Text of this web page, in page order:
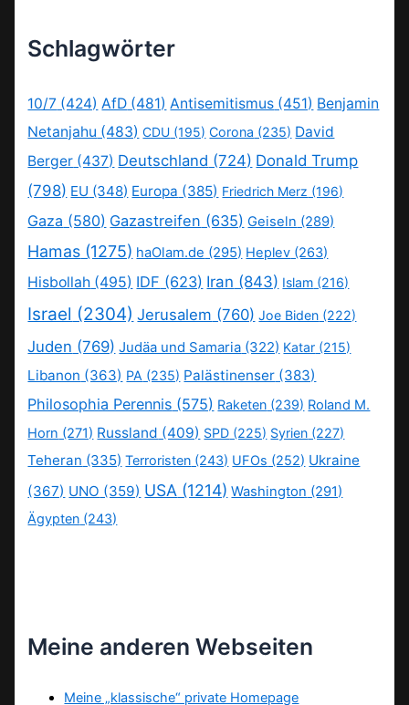
Schlagwörter
10/7 (424) AfD (481) Antisemitismus (451) Benjamin
Netanjahu (483) CDU (195) Corona (235) David
Berger (437) Deutschland (724) Donald Trump
(798) EU (348) Europa (385) Friedrich Merz (196)
Gaza (580) Gazastreifen (635) Geiseln (289)
Hamas (1275) haOlam.de (295) Heplev (263)
Hisbollah (495) IDF (623) Iran (843) Islam (216)
Israel (2304) Jerusalem (760) Joe Biden (222)
Juden (769) Judäa und Samaria (322) Katar (215)
Libanon (363) PA (235) Palästinenser (383)
Philosophia Perennis (575) Raketen (239) Roland M.
Horn (271) Russland (409) SPD (225) Syrien (227)
Teheran (335) Terroristen (243) UFOs (252) Ukraine
(367) UNO (359) USA (1214) Washington (291)
Ägypten (243)
Meine anderen Webseiten
Meine „klassische“ private Homepage